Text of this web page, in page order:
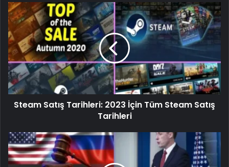
Steam Satış Tarihleri: 2023 İçin Tüm Steam Satış
Tarihleri